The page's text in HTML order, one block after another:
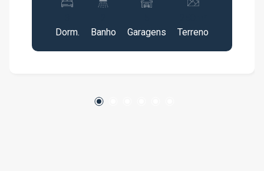
próximo ao Centro de Jacareí! - 03 dormitórios
com três ambientes; - Cozinha com planejados -
Amplo quintal com edícula : - Área de Serviço,
Dorm.
Banho
Garagens
Terreno